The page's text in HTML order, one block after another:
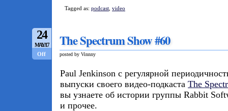
Tagged as: podcast video
24
MAY/17
Off
The Spectrum Show #60
posted by Vinnny
Paul Jenkinson с регулярной
выпуски своего видео-подкаста The
вы узнаете об истории группы Rabbit
и прочее.